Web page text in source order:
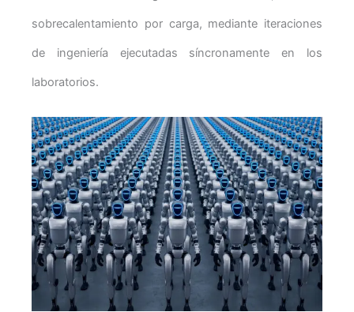
sobrecalentamiento por carga, mediante iteraciones
de ingeniería ejecutadas síncronamente en los
laboratorios.